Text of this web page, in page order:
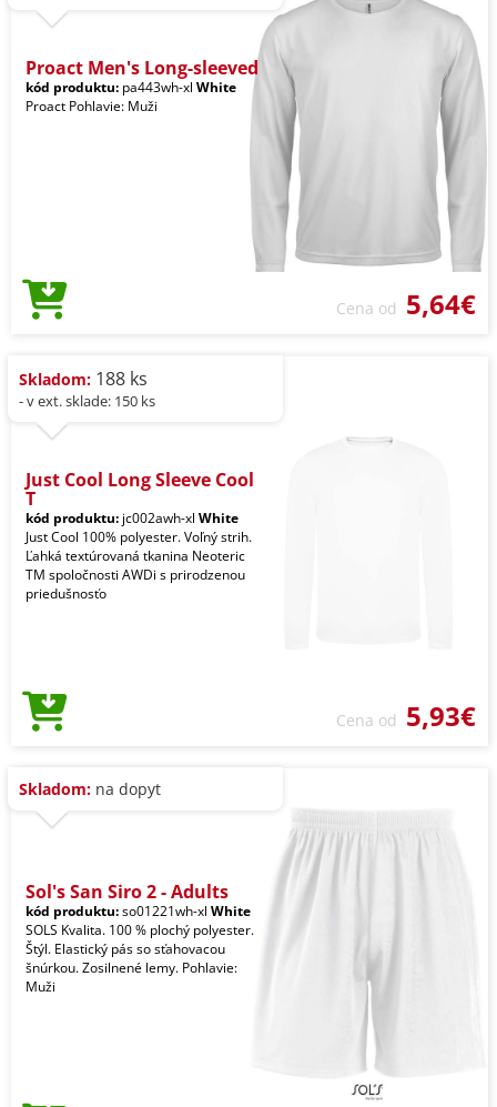
Proact Men's Long-sleeved
kód produktu: pa443wh-xl White
Proact Pohlavie: Muži
Cena od 5,64€
Skladom: 188 ks
- v ext. sklade: 150 ks
Just Cool Long Sleeve Cool
T
kód produktu: jc002awh-xl White
Just Cool 100% polyester. Voľný strih.
Ľahká textúrovaná tkanina Neoteric
TM spoločnosti AWDi s prirodzenou
priedušnosťo
Cena od 5,93€
Skladom: na dopyt
Sol's San Siro 2 - Adults
kód produktu:so01221wh-xl White
SOLS Kvalita. 100 % plochý polyester.
Štýl. Elastický pás so sťahovacou
šnúrkou. Zosilnené lemy. Pohlavie:
Muži